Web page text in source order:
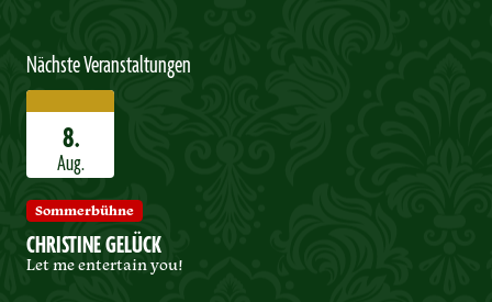
Nächste Veranstaltungen
8.
Aug.
Sommerbühne
CHRISTINE GELÜCK
Let me entertain you!